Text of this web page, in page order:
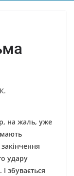
на жаль, уже
мають
удару
збувається